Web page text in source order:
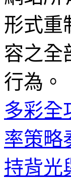
形式重
容之全
行為。
多彩全
率策略
持背光